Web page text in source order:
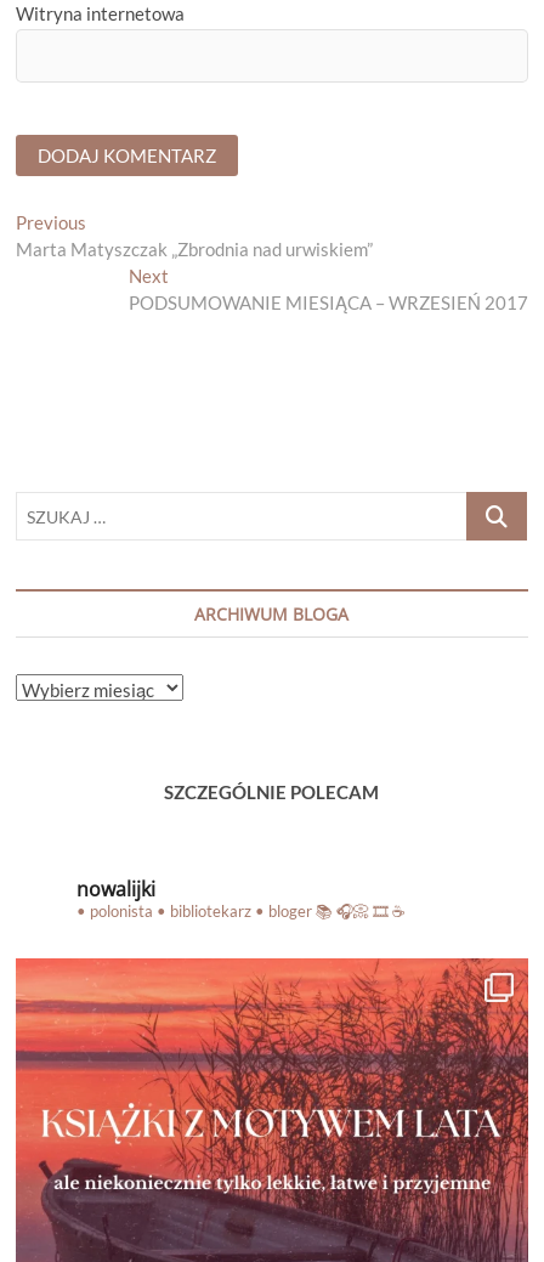
Witryna internetowa
Nawigacja
wpisu
Previous
post:
Marta Matyszczak „Zbrodnia nad urwiskiem”
NextNext
post:
PODSUMOWANIE MIESIĄCA – WRZESIEŃ 2017
SZUKAJ
ARCHIWUM BLOGA
ARCHIWUM
SZCZEGÓLNIE POLECAM
nowalijki
• polonista • bibliotekarz • bloger📚 🎧📀 🎞️ ☕️